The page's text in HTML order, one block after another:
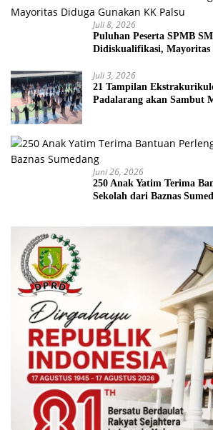
Juli 8, 2026
Puluhan Peserta SPMB
Didiskualifikasi,
Juli 3, 2026
21 Tampilan
Padalarang akan Sambut
Juni 26, 2026
250 Anak Yatim Terima
Sekolah dari Baznas